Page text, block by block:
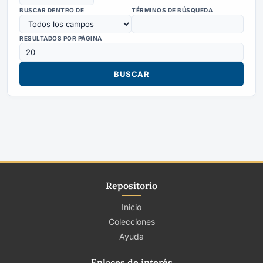
BUSCAR DENTRO DE
RESULTADOS POR PÁGINA
TÉRMINOS DE BÚSQUEDA
Repositorio
Inicio
Colecciones
Ayuda